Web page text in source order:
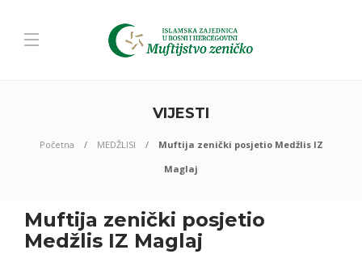
VIJESTI
Početna MEDŽLISI
Muftija zenički posjetio Medžlis IZ
Maglaj
Muftija zenički posjetio
Medžlis IZ Maglaj